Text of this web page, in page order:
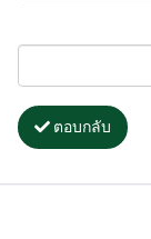
ตอบกลับ